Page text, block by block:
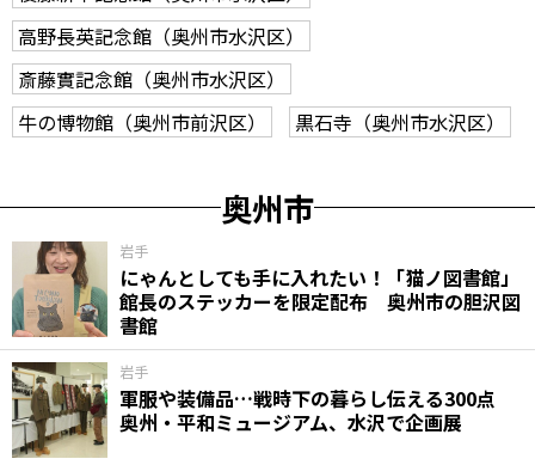
高野長英記念館（奥州市水沢区）
斎藤實記念館（奥州市水沢区）
牛の博物館（奥州市前沢区）
黒石寺（奥州市水沢区）
奥州市
岩手
にゃんとしても手に入れたい！「猫ノ図書館」
館長のステッカーを限定配布 奥州市の胆沢図
書館
岩手
軍服や装備品…戦時下の暮らし伝える300点
奥州・平和ミュージアム、水沢で企画展